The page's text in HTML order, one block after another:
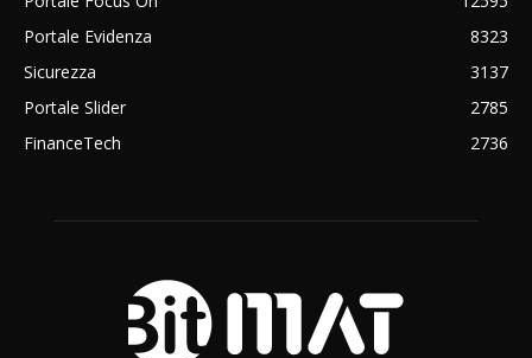
Portale Evidenza
8323
Sicurezza
3137
Portale Slider
2785
FinanceTech
2736